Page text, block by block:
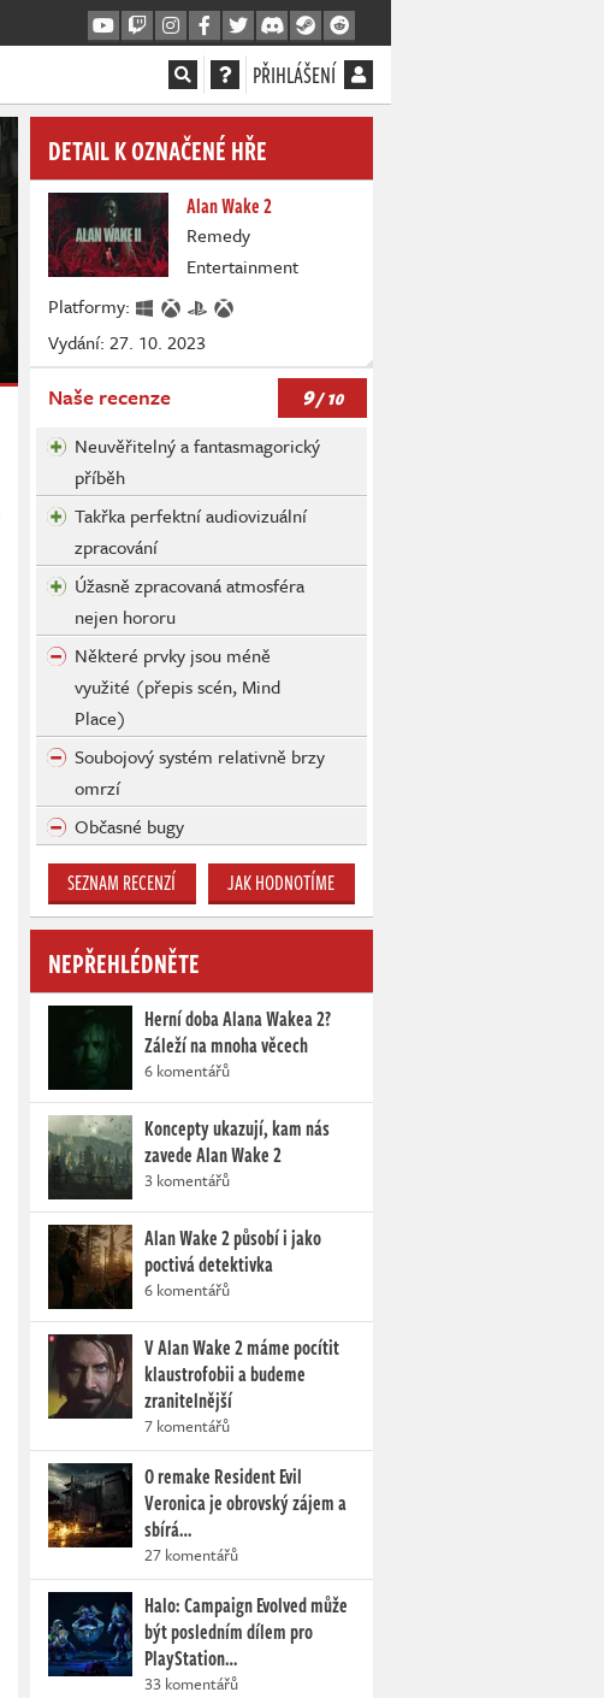
PŘIHLÁŠENÍ
DETAIL K OZNAČENÉ HŘE
Alan Wake 2
Remedy
Entertainment
Platformy:
Vydání: 27. 10. 2023
Naše recenze 9/ 10
Neuvěřitelný a fantasmagorický
příběh
Takřka perfektní audiovizuální
zpracování
Úžasně zpracovaná atmosféra
nejen hororu
Některé prvky jsou méně
využité (přepis scén, Mind
Place)
Soubojový systém relativně brzy
omrzí
Občasné bugy
SEZNAM RECENZÍ JAK HODNOTÍME
NEPŘEHLÉDNĚTE
Herní doba Alana Wakea 2?
Záleží na mnoha věcech
6 komentářů
Koncepty ukazují, kam nás
zavede Alan Wake 2
3 komentářů
Alan Wake 2 působí i jako
poctivá detektivka
6 komentářů
V Alan Wake 2 máme pocítit
klaustrofobii a budeme
zranitelnější
7 komentářů
O remake Resident Evil
Veronica je obrovský zájem a
sbírá…
27 komentářů
Halo: Campaign Evolved může
být posledním dílem pro
PlayStation…
33 komentářů